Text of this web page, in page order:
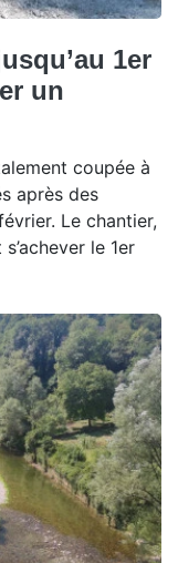
1er
un
coupée à
après des
Le chantier,
le 1er